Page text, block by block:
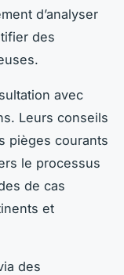
d’analyser
des
avec
Leurs conseils
pièges courants
le processus
de cas
et
des